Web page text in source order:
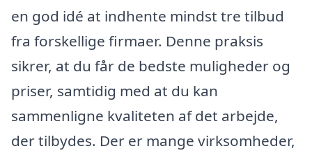
en god idé at indhente mindst tre tilbud
fra forskellige firmaer. Denne praksis
sikrer, at du får de bedste muligheder og
priser, samtidig med at du kan
sammenligne kvaliteten af det arbejde,
der tilbydes. Der er mange virksomheder,